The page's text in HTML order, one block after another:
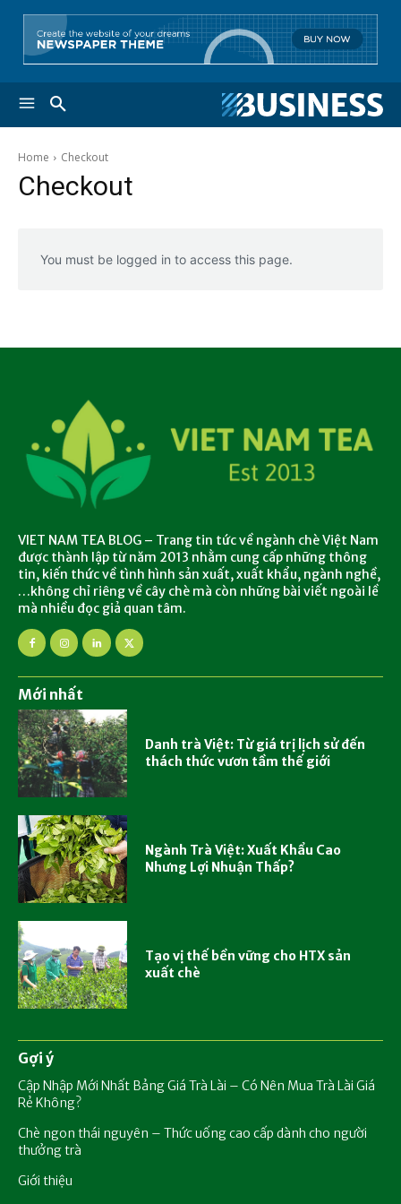
Home Checkout
Checkout
You must be logged in to access this page.
VIET NAM TEA BLOG – Trang tin tức về ngành chè Việt Nam
được thành lập từ năm 2013 nhằm cung cấp những thông
tin, kiến thức về tình hình sản xuất, xuất khẩu, ngành nghề,
…không chỉ riêng về cây chè mà còn những bài viết ngoài lề
mà nhiều đọc giả quan tâm.
Mới nhất
Danh trà Việt: Từ giá trị lịch sử đến
thách thức vươn tầm thế giới
Ngành Trà Việt: Xuất Khẩu Cao
Nhưng Lợi Nhuận Thấp?
Tạo vị thế bền vững cho HTX sản
xuất chè
Gợi ý
Cập Nhập Mới Nhất Bảng Giá Trà Lài – Có Nên Mua Trà Lài Giá
Rẻ Không?
Chè ngon thái nguyên – Thức uống cao cấp dành cho người
thưởng trà
Giới thiệu